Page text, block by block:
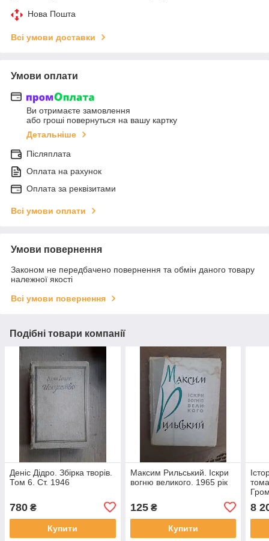
Нова Пошта
Всі умови доставки
Умови оплати
Ви отримаєте замовлення
або гроші повернуться на вашу картку
Детальніше
Післяплата
Оплата на рахунок
Оплата за реквізитами
Всі умови оплати
Умови повернення
Законом не передбачено повернення та обмін даного товару
належної якості
Всі умови повернення
Подібні товари компанії
Деніс Дідро. Збірка творів.
Том 6. Ст. 1946
780 ₴
Купити
Максим Рильський. Іскри
вогню великого. 1965 рік
125₴
Купити
8